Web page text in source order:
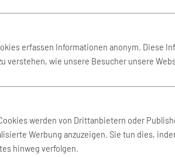
South
erfassen Informationen anonym. Diese
verstehen, wie unsere Besucher unsere
werden von Drittanbietern oder
Werbung anzuzeigen. Sie tun dies,
hinweg verfolgen.